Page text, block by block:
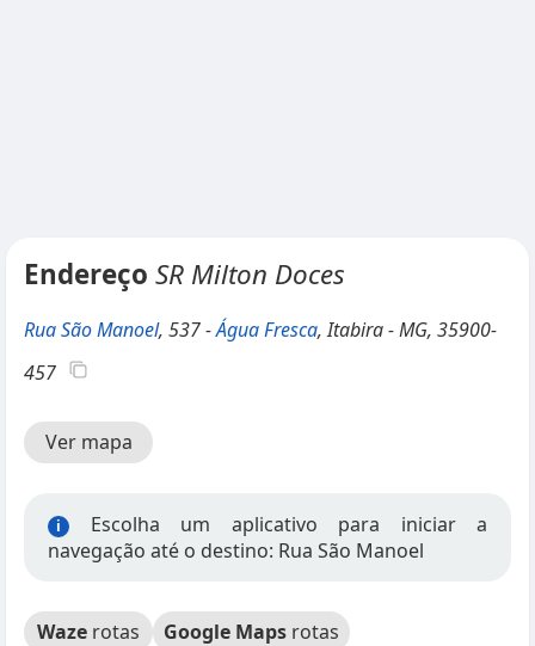
Endereço SR Milton Doces
Rua São Manoel, 537 -Água Fresca, Itabira - MG, 35900-
457
Ver mapa
i
Escolha um aplicativo para iniciar a
navegação até o destino: Rua São Manoel
Waze rotas Google Maps rotas